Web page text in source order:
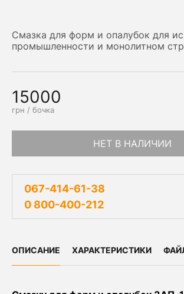
Смазка для форм и опалубок для
промышленности и монолитном
15000
грн / бочка
НЕТ В НАЛИЧИИ
067-414-61-38
0 800-400-212
ОПИСАНИЕ ХАРАКТЕРИСТИКИ